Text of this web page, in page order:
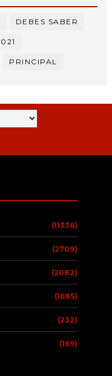
DEBES SABER
PRINCIPAL
(11336)
(2709)
(2082)
(1685)
(232)
(169)